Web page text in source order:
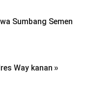
Sumbang Semen
Way kanan »